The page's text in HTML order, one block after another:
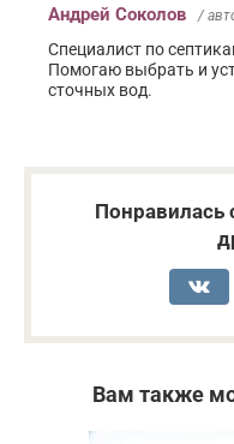
Андрей Соколов /
Специалист по
Помогаю выбрать и
сточных вод.
Понравилась
Вам также